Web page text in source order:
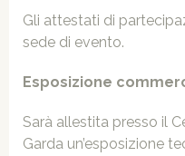
Gli attestati di
sede di evento.
Esposizione
Sarà allestita presso il
Garda un’esposizione